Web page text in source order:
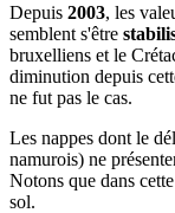
Depuis 2003, les
semblent s'être
bruxelliens et le
diminution depuis
ne fut pas le cas.
Les nappes dont le
namurois) ne
Notons que dans
sol.